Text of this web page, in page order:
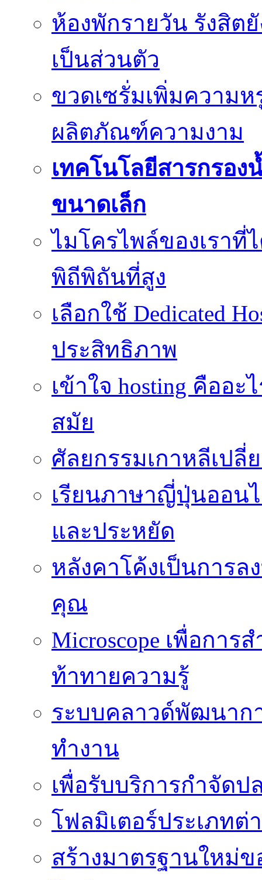
ห้องพักรายวัน รังสิต
เป็นส่วนตัว
ขวดเซรั่มเพิ่มความ
ผลิตภัณฑ์ความงาม
เทคโนโลยีสารกรอ
ขนาดเล็ก
ไมโครไพล์ของเรา
พิถีพิถันที่สูง
เลือกใช้ Dedicated
ประสิทธิภาพ
เข้าใจ hosting คืออ
สมัย
ศัลยกรรมเกาหลีเปลี่
เรียนภาษาญี่ปุ่นออน
และประหยัด
หลังคาโค้งเป็นการ
คุณ
Microscope เพื่อกา
ท้าทายความรู้
ระบบคลาวด์พัฒนาก
ทำงาน
เพื่อรับบริการกำจัด
โฟลมิเตอร์ประเภทต่
สร้างมาตรฐานใหม่ข